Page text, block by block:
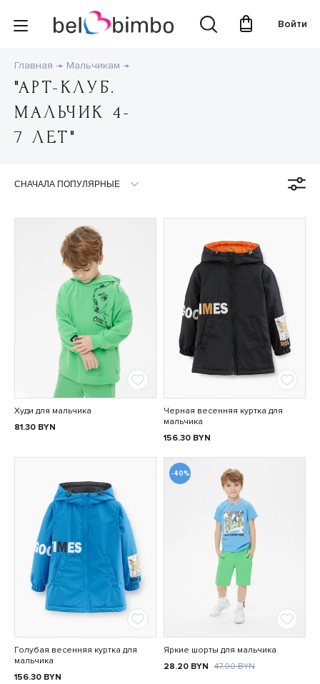
Войти
Главная Мальчикам
"АРТ-КЛУБ.
МАЛЬЧИК 4-
7 ЛЕТ"
Худи для мальчика
81.30 BYN
Черная весенняя куртка для
мальчика
156.30 BYN
Голубая весенняя куртка для
мальчика
156.30 BYN
-40%
Яркие шорты для мальчика
28.20 BYN 47.00BYN